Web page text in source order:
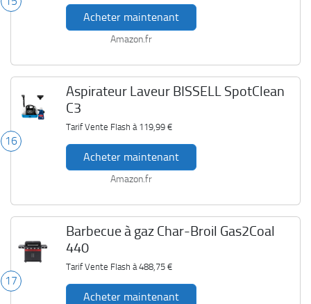
Acheter maintenant
Amazon.fr
16
Aspirateur Laveur BISSELL SpotClean
C3
Tarif Vente Flash à 119,99 €
Acheter maintenant
Amazon.fr
17
Barbecue à gaz Char-Broil Gas2Coal
440
Tarif Vente Flash à488,75 €
Acheter maintenant